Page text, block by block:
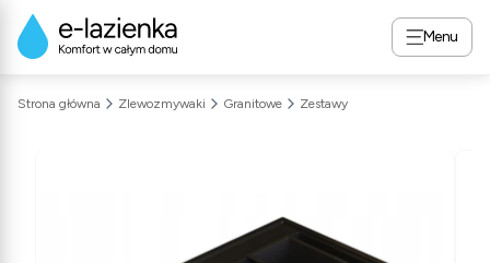
Menu
Strona główna Zlewozmywaki Granitowe Zestawy